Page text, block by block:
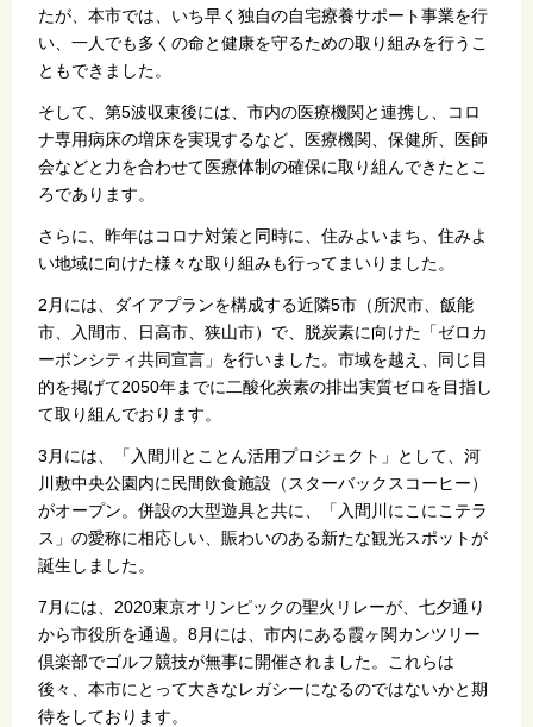
たが、本市では、いち早く独自の自宅療養サポート事業を行
い、一人でも多くの命と健康を守るための取り組みを行うこ
ともできました。
そして、第5波収束後には、市内の医療機関と連携し、コロ
ナ専用病床の増床を実現するなど、医療機関、保健所、医師
会などと力を合わせて医療体制の確保に取り組んできたとこ
ろであります。
さらに、昨年はコロナ対策と同時に、住みよいまち、住みよ
い地域に向けた様々な取り組みも行ってまいりました。
2月には、ダイアプランを構成する近隣5市（所沢市、飯能
市、入間市、日高市、狭山市）で、脱炭素に向けた「ゼロカ
ーボンシティ共同宣言」を行いました。市域を越え、同じ目
的を掲げて2050年までに二酸化炭素の排出実質ゼロを目指し
て取り組んでおります。
3月には、「入間川とことん活用プロジェクト」として、河
川敷中央公園内に民間飲食施設（スターバックスコーヒー）
がオープン。併設の大型遊具と共に、「入間川にこにこテラ
ス」の愛称に相応しい、賑わいのある新たな観光スポットが
誕生しました。
7月には、2020東京オリンピックの聖火リレーが、七夕通り
から市役所を通過。8月には、市内にある霞ヶ関カンツリー
倶楽部でゴルフ競技が無事に開催されました。これらは
後々、本市にとって大きなレガシーになるのではないかと期
待をしております。